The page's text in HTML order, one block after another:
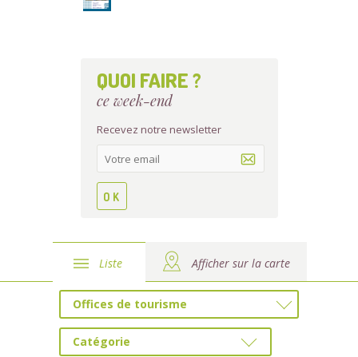
QUOI FAIRE ?
ce week-end
Recevez notre newsletter
Liste Afficher sur la carte
Offices de tourisme
Catégorie